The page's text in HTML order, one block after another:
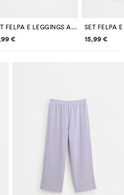
SET FELPA E LEGGINGS A CAMPANA
sui prezzi
€ 15,99 €